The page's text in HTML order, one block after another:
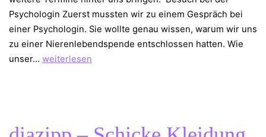
Psychologin Zuerst mussten wir zu einem Gespräch bei
einer Psychologin. Sie wollte genau wissen, warum wir uns
zu einer Nierenlebendspende entschlossen hatten. Wie
unser… Nierenlebendspende
weiterlesen